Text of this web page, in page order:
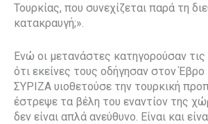
Τουρκίας, που συνεχίζεται παρά τη
κατακραυγή;».
Ενώ οι μετανάστες κατηγορούσαν
ότι εκείνες τους οδήγησαν στον
ΣΥΡΙΖΑ υιοθετούσε την τουρκική
έστρεψε τα βέλη του εναντίον της
δεν είναι απλά ανεύθυνο. Είναι και